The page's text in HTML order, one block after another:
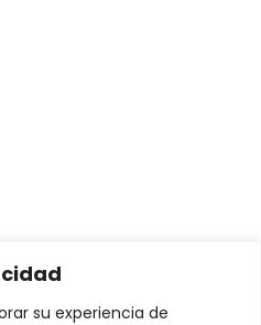
su experiencia de